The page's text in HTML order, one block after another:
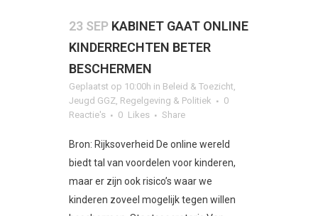
23 SEP KABINET GAAT ONLINE
KINDERRECHTEN BETER
BESCHERMEN
Geplaatst op 10:00h in Beleid & Toezicht,
Jeugd GGZ, Regelgeving & Politiek
0
Reactie's
0 Likes Share
Bron: Rijksoverheid De online wereld
biedt tal van voordelen voor kinderen,
maar er zijn ook risico’s waar we
kinderen zoveel mogelijk tegen willen